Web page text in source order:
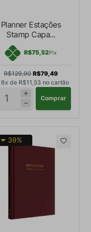
Planner Estações
Stamp Capa...
R$75,52Pix
R$129,90 R$79,49
8x de R$11,53 no cartão
Comprar
39%